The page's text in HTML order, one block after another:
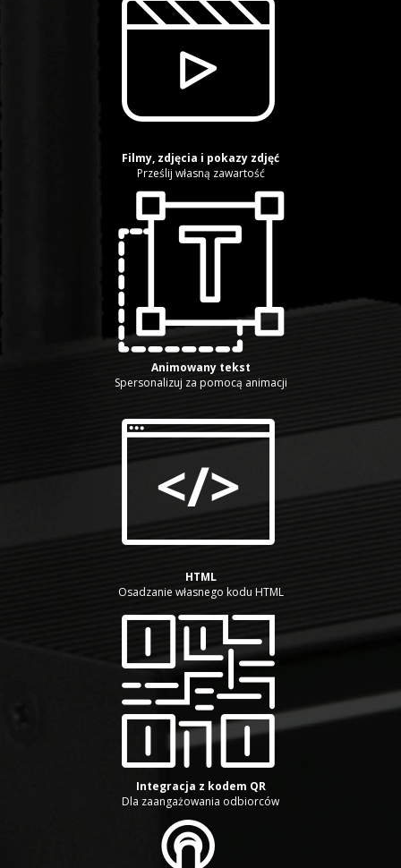
Filmy, zdjęcia i pokazy zdjęć
Prześlij własną zawartość
Animowany tekst
Spersonalizuj za pomocą animacji
HTML
Osadzanie własnego kodu HTML
Integracja z kodem QR
Dla zaangażowania odbiorców